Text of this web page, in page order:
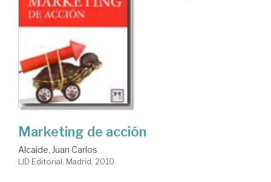
Marketing de acción
Alcaide, Juan Carlos
LID Editorial. Madrid, 2010